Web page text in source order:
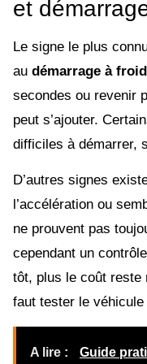
et
Le signe le plus
au démarrage à froid
secondes ou revenir
peut s’ajouter.
difficiles à démarrer,
D’autres signes
l’accélération ou
ne prouvent pas
cependant un
tôt, plus le coût reste
faut tester le
A lire : Guide